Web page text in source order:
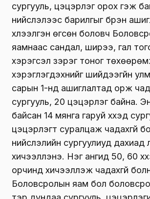
сургууль, цэцэрлэг орох гэж
нийслэлээс барилгыг бүрэн
хүлээлгэн өгсөн боловч
яамнаас сандал, ширээ, гал
хэрэгсэл зэрэг тоног
хэрэглэгдэхүүнийг шийдээгүйн
сарын 1-нд ашиглалтад орж
сургууль, 20 цэцэрлэг байна.
байсан 14 мянга гаруй хүүхэд
цэцэрлэгт суралцаж чадахгүй
нийслэлийн сургуулиуд
хичээллэнэ. Нэг ангид 50, 60
орчинд хичээллэж чадахгүй
Боловсролын яам бол